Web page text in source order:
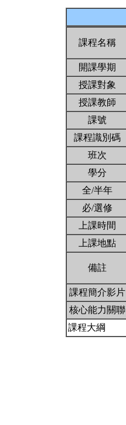
課程名稱
開課學期
授課對象
授課教師
課號
課程識別碼
班次
學分
全/半年
必/選修
上課時間
上課地點
備註
課程簡介影片
核心能力關聯
課程大綱